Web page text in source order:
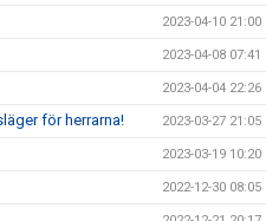
2023-04-10 21:00
2023-04-08 07:41
2023-04-04 22:26
för herrarna! 2023-03-27 21:05
2023-03-19 10:20
2022-12-30 08:05